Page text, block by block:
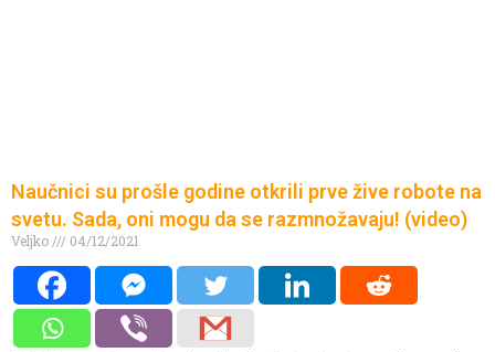
Naučnici su prošle godine otkrili prve žive robote na
svetu. Sada, oni mogu da se razmnožavaju! (video)
Veljko 04/12/2021